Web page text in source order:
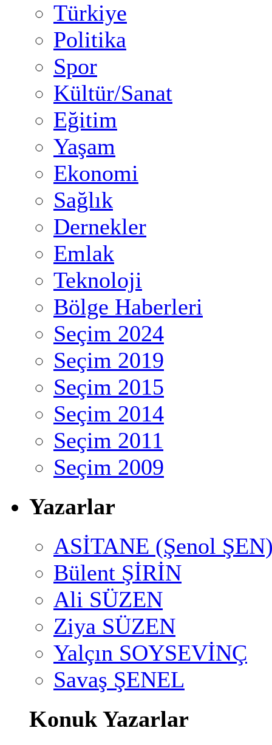
Türkiye
Politika
Spor
Kültür/Sanat
Eğitim
Yaşam
Ekonomi
Sağlık
Dernekler
Emlak
Teknoloji
Bölge Haberleri
Seçim 2024
Seçim 2019
Seçim 2015
Seçim 2014
Seçim 2011
Seçim 2009
Yazarlar
ASİTANE (Şenol
Bülent ŞİRİN
Ali SÜZEN
Ziya SÜZEN
Yalçın SOYSEVİNÇ
Savaş ŞENEL
Konuk Yazarlar